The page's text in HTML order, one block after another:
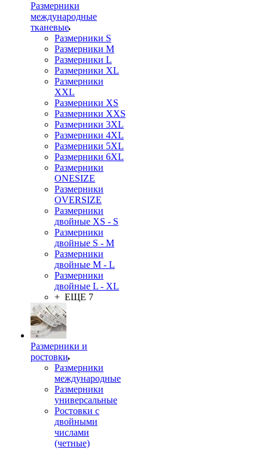
Размерники
международные
тканевые
Размерники S
Размерники M
Размерники L
Размерники XL
Размерники
XXL
Размерники XS
Размерники XXS
Размерники 3XL
Размерники 4XL
Размерники 5XL
Размерники 6XL
Размерники
ONESIZE
Размерники
OVERSIZE
Размерники
двойные XS - S
Размерники
двойные S - M
Размерники
двойные M - L
Размерники
двойные L - XL
+ ЕЩЕ 7
Размерники и
ростовки
Размерники
международные
Размерники
универсальные
Ростовки с
двойными
числами
(четные)